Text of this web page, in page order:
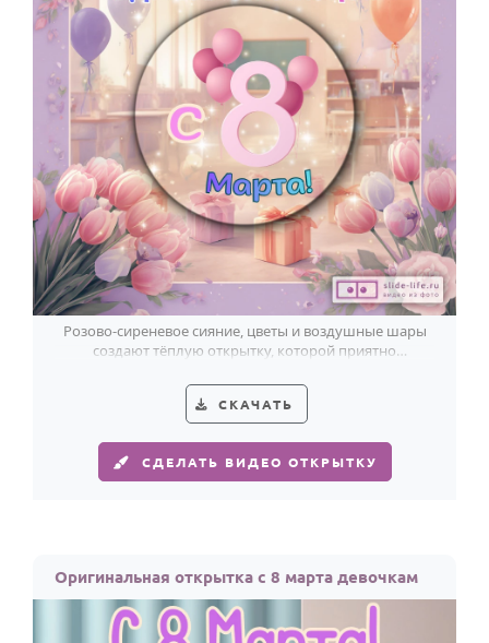
Розово-сиреневое сияние, цветы и воздушные шары
создают тёплую открытку, которой приятно
СКАЧАТЬ
СДЕЛАТЬ ВИДЕО ОТКРЫТКУ
Оригинальная открытка с 8 марта девочкам